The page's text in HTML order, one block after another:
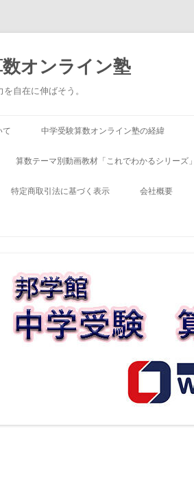
オンライン塾
自在に伸ばそう。
中学受験算数オンライン塾の経緯
算数テーマ別動画教材「これでわかるシリーズ」
特定商取引法に基づく表示 会社概要